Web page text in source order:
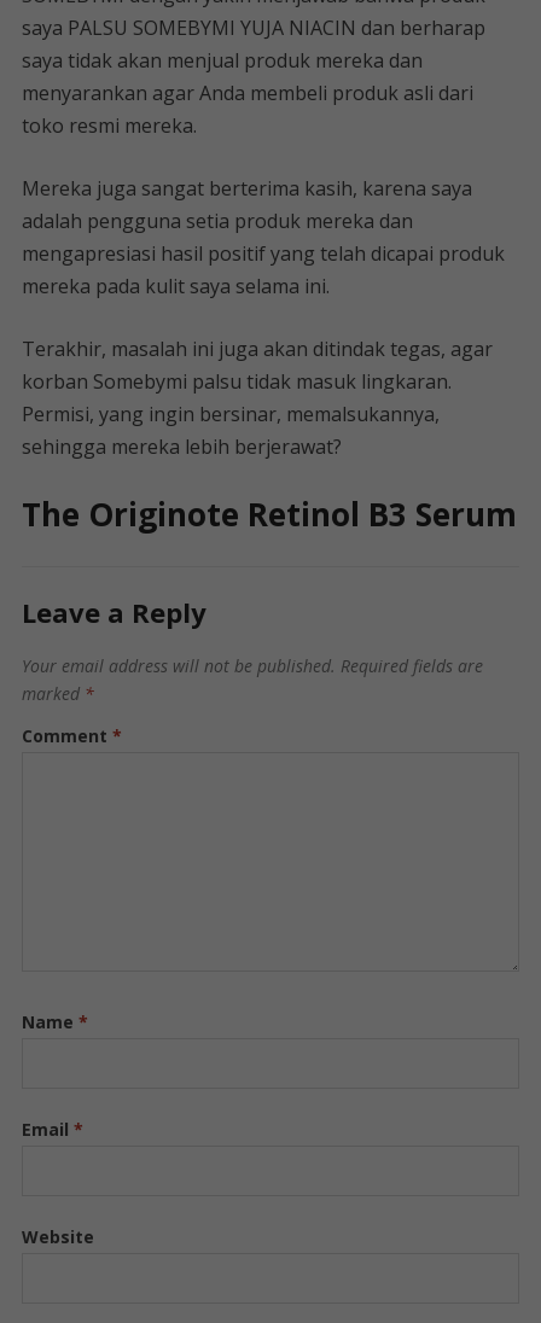
saya PALSU SOMEBYMI YUJA NIACIN dan berharap
saya tidak akan menjual produk mereka dan
menyarankan agar Anda membeli produk asli dari
toko resmi mereka.
Mereka juga sangat berterima kasih, karena saya
adalah pengguna setia produk mereka dan
mengapresiasi hasil positif yang telah dicapai produk
mereka pada kulit saya selama ini.
Terakhir, masalah ini juga akan ditindak tegas, agar
korban Somebymi palsu tidak masuk lingkaran.
Permisi, yang ingin bersinar, memalsukannya,
sehingga mereka lebih berjerawat?
The Originote Retinol B3 Serum
Leave a Reply
Your email address will not be published. Required fields are
marked *
Comment *
Name *
Email *
Website